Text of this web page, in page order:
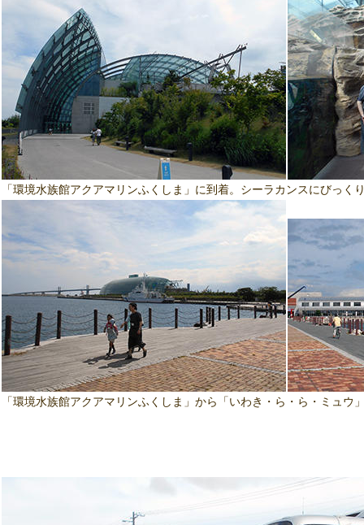
「環境水族館アクアマリンふくしま」に到着。シーラカンスにびっく
「環境水族館アクアマリンふくしま」から「いわき・ら・ら・ミュウ